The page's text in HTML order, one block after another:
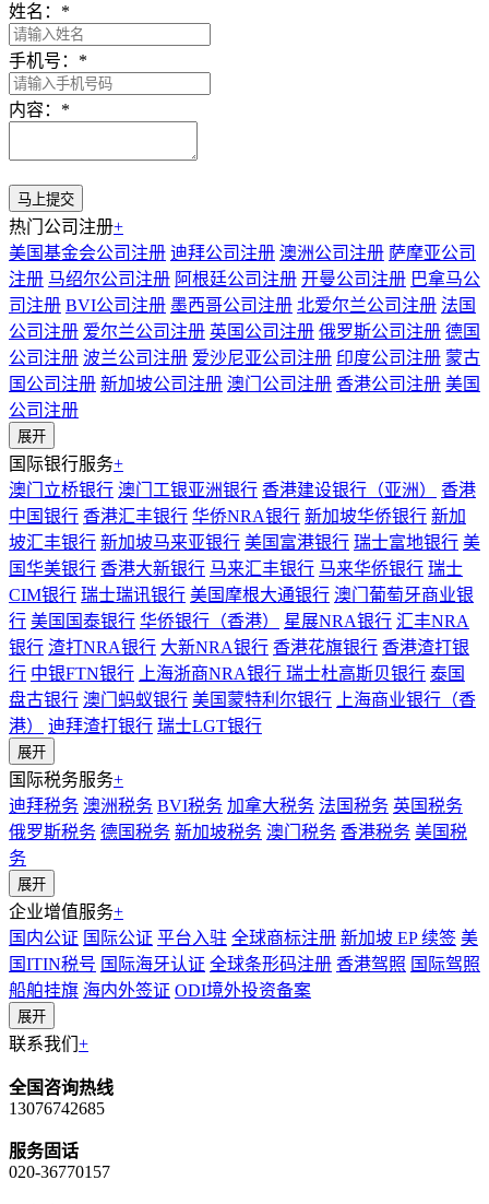
姓名： *
手机号： *
内容： *
热门公司注册+
美国基金会公司注册 迪拜公司注册 澳洲公司注册 萨摩亚公司
注册 马绍尔公司注册 阿根廷公司注册 开曼公司注册 巴拿马公
司注册 BVI公司注册 墨西哥公司注册 北爱尔兰公司注册 法国
公司注册 爱尔兰公司注册 英国公司注册 俄罗斯公司注册 德国
公司注册 波兰公司注册 爱沙尼亚公司注册 印度公司注册 蒙古
国公司注册 新加坡公司注册 澳门公司注册 香港公司注册 美国
公司注册
展开
国际银行服务+
澳门立桥银行 澳门工银亚洲银行 香港建设银行（亚洲）
香港
中国银行 香港汇丰银行 华侨NRA银行 新加坡华侨银行 新加
坡汇丰银行 新加坡马来亚银行 美国富港银行 瑞士富地银行 美
国华美银行 香港大新银行 马来汇丰银行 马来华侨银行 瑞士
CIM银行 瑞士瑞讯银行 美国摩根大通银行 澳门葡萄牙商业银
行 美国国泰银行 华侨银行（香港） 星展NRA银行 汇丰NRA
银行 渣打NRA银行 大新NRA银行 香港花旗银行 香港渣打银
行 中银FTN银行 上海浙商NRA银行 瑞士杜高斯贝银行 泰国
盘古银行 澳门蚂蚁银行 美国蒙特利尔银行
上海商业银行（香
港）
迪拜渣打银行 瑞士LGT银行
展开
国际税务服务+
迪拜税务 澳洲税务 BVI税务 加拿大税务 法国税务 英国税务
俄罗斯税务 德国税务 新加坡税务 澳门税务 香港税务 美国税
务
展开
企业增值服务+
国内公证 国际公证 平台入驻 全球商标注册 新加坡 EP 续签 美
国ITIN税号 国际海牙认证 全球条形码注册 香港驾照 国际驾照
船舶挂旗 海内外签证 ODI境外投资备案
展开
联系我们 +
全国咨询热线
13076742685
服务固话
020-36770157